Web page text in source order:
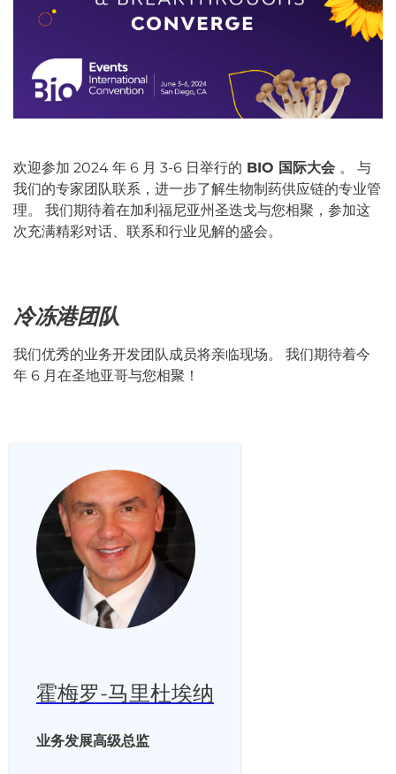
欢迎参加 2024 年 6 月 3-6 日举行的 BIO 国际大会 。 与
我们的专家团队联系，进一步了解生物制药供应链的专业管
理。 我们期待着在加利福尼亚州圣迭戈与您相聚，参加这
次充满精彩对话、联系和行业见解的盛会。
冷冻港团队
我们优秀的业务开发团队成员将亲临现场。 我们期待着今
年 6 月在圣地亚哥与您相聚！
霍梅罗-马里杜埃纳
业务发展高级总监